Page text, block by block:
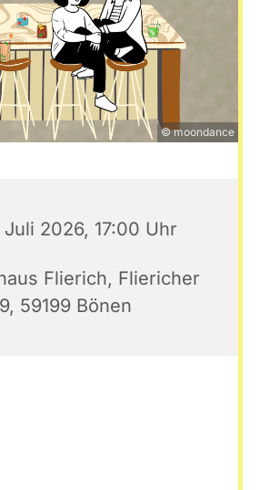
© moondance
Juli 2026, 17:00 Uhr
Flierich, Fliericher
59199 Bönen